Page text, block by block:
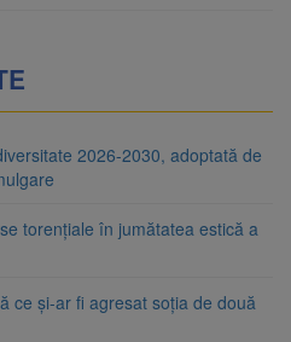
2026-2030, adoptată de
torențiale în jumătatea estică a
ce și-ar fi agresat soția de două